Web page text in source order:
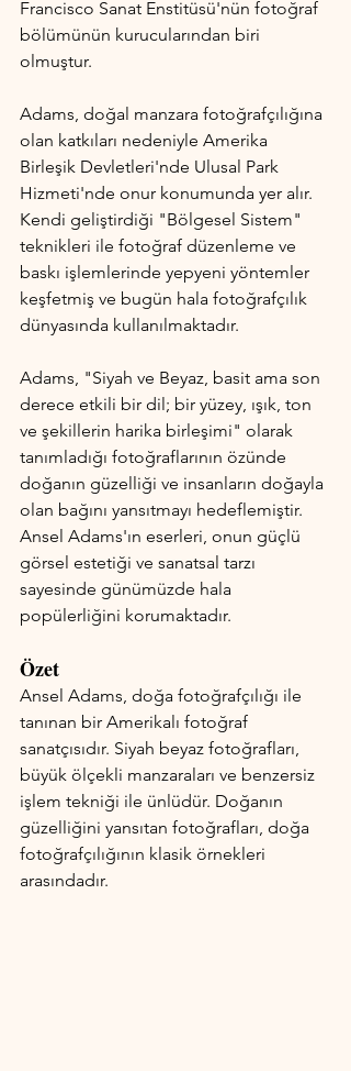
Francisco Sanat Enstitüsü'nün fotoğraf
bölümünün kurucularından biri
olmuştur.
Adams, doğal manzara fotoğrafçılığına
olan katkıları nedeniyle Amerika
Birleşik Devletleri'nde Ulusal Park
Hizmeti'nde onur konumunda yer alır.
Kendi geliştirdiği "Bölgesel Sistem"
teknikleri ile fotoğraf düzenleme ve
baskı işlemlerinde yepyeni yöntemler
keşfetmiş ve bugün hala fotoğrafçılık
dünyasında kullanılmaktadır.
Adams, "Siyah ve Beyaz, basit ama son
derece etkili bir dil; bir yüzey, ışık, ton
ve şekillerin harika birleşimi" olarak
tanımladığı fotoğraflarının özünde
doğanın güzelliği ve insanların doğayla
olan bağını yansıtmayı hedeflemiştir.
Ansel Adams'ın eserleri, onun güçlü
görsel estetiği ve sanatsal tarzı
sayesinde günümüzde hala
popülerliğini korumaktadır.
Özet
Ansel Adams, doğa fotoğrafçılığı ile
tanınan bir Amerikalı fotoğraf
sanatçısıdır. Siyah beyaz fotoğrafları,
büyük ölçekli manzaraları ve benzersiz
işlem tekniği ile ünlüdür. Doğanın
güzelliğini yansıtan fotoğrafları, doğa
fotoğrafçılığının klasik örnekleri
arasındadır.